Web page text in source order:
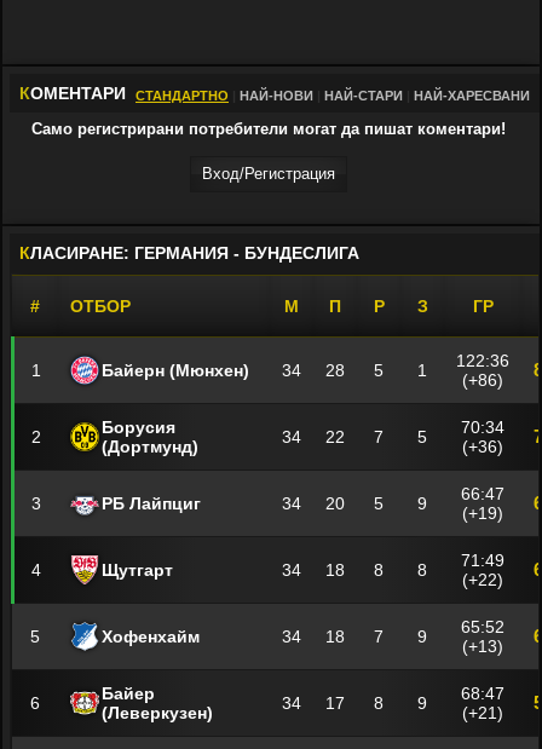
КОМЕНТАРИ СТАНДАРТНО НАЙ-НОВИ НАЙ-СТАРИ НАЙ-ХАРЕСВАНИ
Само регистрирани потребители могат да пишат коментари!
Вход/Регистрaция
КЛАСИРАНЕ: ГЕРМАНИЯ - БУНДЕСЛИГА
# ОТБОР М П Р З ГР
1 Байерн (Мюнхен) 34 28 5 1
122:36
(+86)
2
Борусия
(Дортмунд)
34 22 7 5
70:34
(+36)
3 РБ Лайпциг 34 20 5 9
66:47
(+19)
4 Щутгарт 34 18 8 8
71:49
(+22)
5 Хофенхайм 34 18 7 9
65:52
(+13)
6
Байер
(Леверкузен)
34 17 8 9
68:47
(+21)